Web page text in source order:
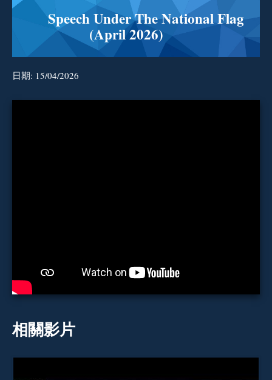
Speech Under The National Flag
(April 2026)
日期: 15/04/2026
相關影片